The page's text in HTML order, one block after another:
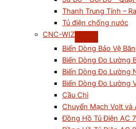
Thanh Trung Tính –
Tủ điện chống nước
CNC-WIZ
Biến Dòng Bảo Vệ
Biến Dòng Đo Lường
Biến Dòng Đo Lường
Biến Dòng Đo Lường
Cầu Chì
Chuyển Mạch Volt và
Đồng Hồ Tủ Điện AC